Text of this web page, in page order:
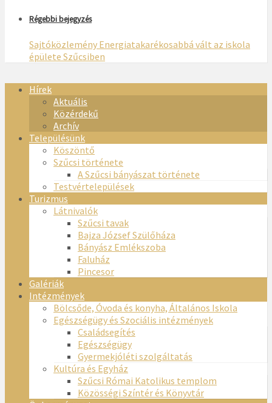
Régebbi bejegyzés
Sajtóközlemény Energiatakarékosabbá vált az iskola
épülete Szűcsiben
Hírek
Aktuális
Közérdekű
Archív
Településünk
Köszöntő
Szűcsi története
A Szűcsi bányászat története
Testvértelepülések
Turizmus
Látnivalók
Szűcsi tavak
Bajza József Szülőháza
Bányász Emlékszoba
Faluház
Pincesor
Galériák
Intézmények
Bölcsőde, Óvoda és konyha, Általános Iskola
Egészségügy és Szociális intézmények
Családsegítés
Egészségügy
Gyermekjóléti szolgáltatás
Kultúra és Egyház
Szűcsi Római Katolikus templom
Közösségi Színtér és Könyvtár